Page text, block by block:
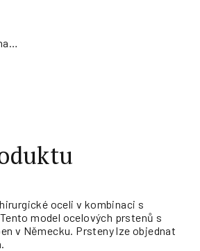
oceli v kombinaci s
model ocelových prstenů s
v Německu. Prsteny lze objednat